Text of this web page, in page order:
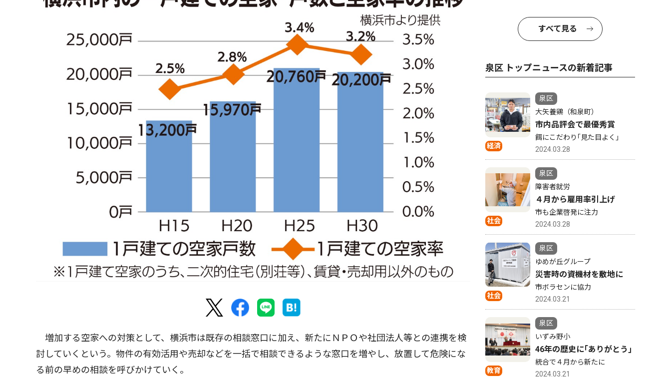
増加する空家への対策として、横浜市は既存の相談窓口に加え、新たにＮＰＯや社団法人等との連携を検
討していくという。物件の有効活用や売却などを一括で相談できるような窓口を増やし、放置して危険にな
る前の早めの相談を呼びかけていく。
すべて見る
泉区 トップニュースの新着記事
経済
泉区
大矢養鶏（和泉町）
市内品評会で最優秀賞
餌にこだわり｢見た目よく｣
2024.03.28
社会
泉区
障害者就労
４月から雇用率引上げ
市も企業啓発に注力
2024.03.28
社会
泉区
ゆめが丘グループ
災害時の資機材を敷地に
市ボラセンに協力
2024.03.21
教育
泉区
いずみ野小
46年の歴史に｢ありがとう｣
統合で４月から新たに
2024.03.21